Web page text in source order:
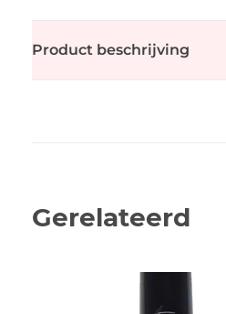
Product beschrijving
Gerelateerd